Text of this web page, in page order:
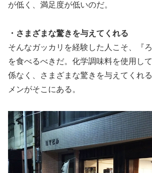
が低く、満足度が低いのだ。
・さまざまな驚きを与えてくれる
そんなガッカリを経験した人こそ、『
を食べるべきだ。化学調味料を使用し
係なく、さまざまな驚きを与えてくれ
メンがそこにある。